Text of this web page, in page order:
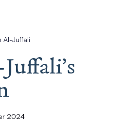
Al-Juffali
2024